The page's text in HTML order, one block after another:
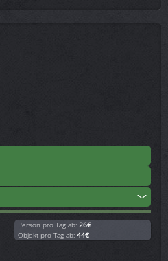
Person pro Tag ab: 26€
Objekt pro Tag ab: 44€